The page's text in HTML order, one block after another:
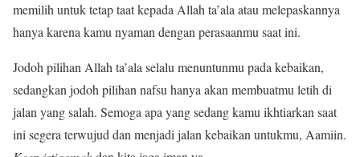
memilih untuk tetap taat kepada Allah ta’ala atau melepaskannya
hanya karena kamu nyaman dengan perasaanmu saat ini.
Jodoh pilihan Allah ta’ala selalu menuntunmu pada kebaikan,
sedangkan jodoh pilihan nafsu hanya akan membuatmu letih di
jalan yang salah. Semoga apa yang sedang kamu ikhtiarkan saat
ini segera terwujud dan menjadi jalan kebaikan untukmu, Aamiin.